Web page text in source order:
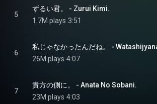
5
ずるい君。 - Zurui Kimi.
1.7M plays 3:51
6
26M plays 4:07
7
貴方の側に。 - Anata No Sobani.
23M plays 4:03